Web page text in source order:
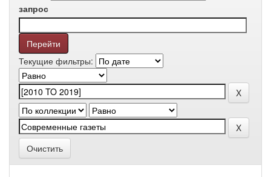
запрос
Текущие фильтры:
Очистить